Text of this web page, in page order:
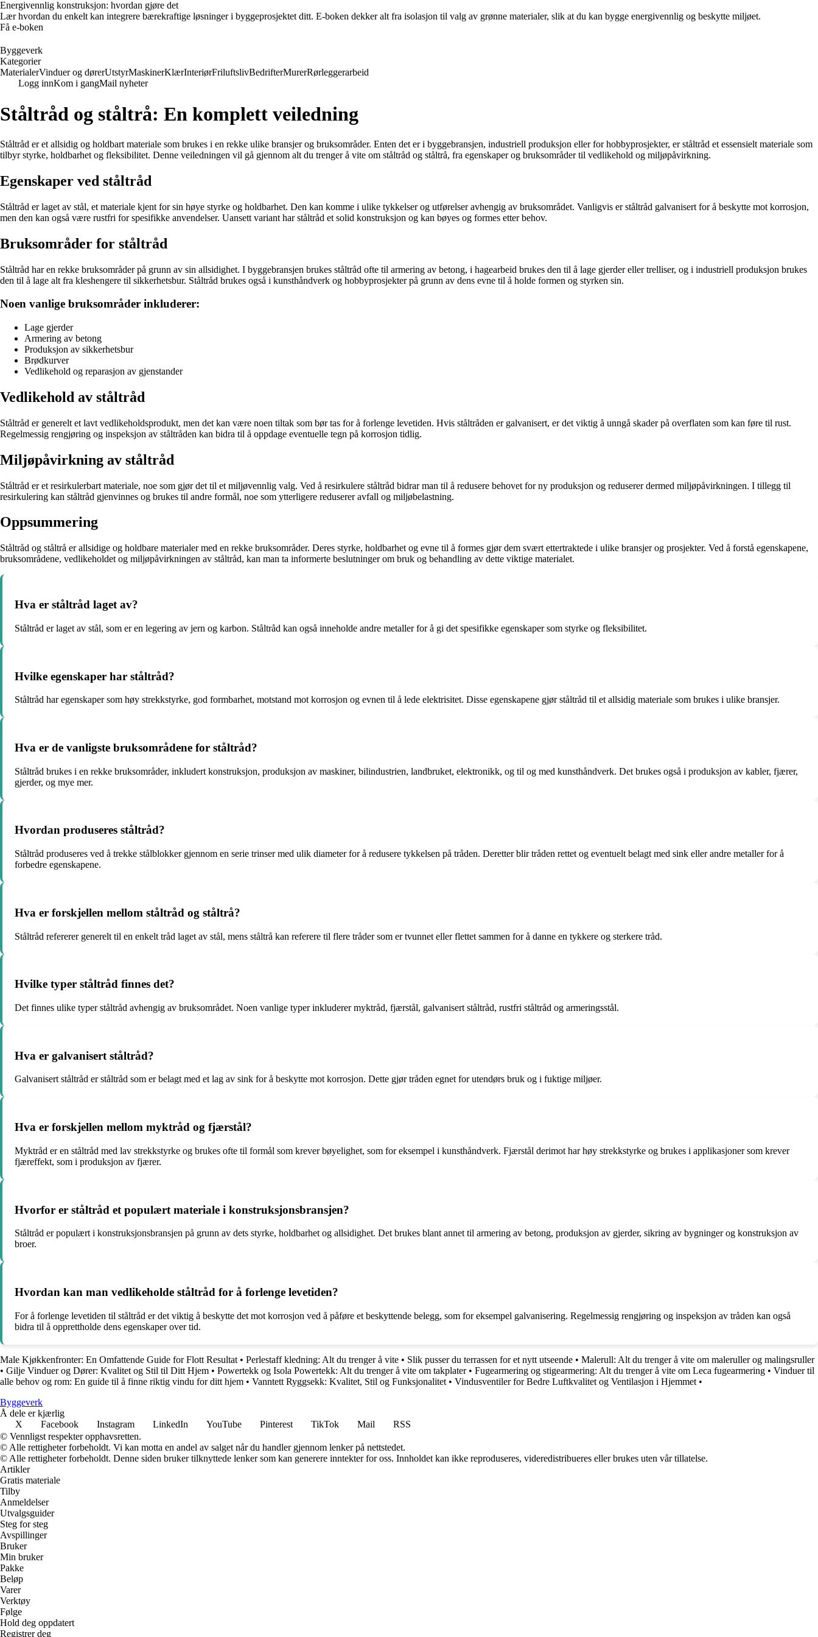
Energivennlig konstruksjon: hvordan gjøre det
Lær hvordan du enkelt kan integrere bærekraftige løsninger i byggeprosjektet ditt. E-boken dekker alt fra isolasjon til valg av grønne materialer, slik at du kan bygge energivennlig og beskytte miljøet.
Få e-boken
Byggeverk
Kategorier
MaterialerVinduer og dørerUtstyrMaskinerKlærInteriørFriluftslivBedrifterMurerRørleggerarbeid
Logg innKom i gangMail nyheter
Ståltråd og ståltrå: En komplett veiledning
Ståltråd er et allsidig og holdbart materiale som brukes i en rekke ulike bransjer og bruksområder. Enten det er i byggebransjen, industriell produksjon eller for hobbyprosjekter, er ståltråd et essensielt materiale som
tilbyr styrke, holdbarhet og fleksibilitet. Denne veiledningen vil gå gjennom alt du trenger å vite om ståltråd og ståltrå, fra egenskaper og bruksområder til vedlikehold og miljøpåvirkning.
Egenskaper ved ståltråd
Ståltråd er laget av stål, et materiale kjent for sin høye styrke og holdbarhet. Den kan komme i ulike tykkelser og utførelser avhengig av bruksområdet. Vanligvis er ståltråd galvanisert for å beskytte mot korrosjon,
men den kan også være rustfri for spesifikke anvendelser. Uansett variant har ståltråd et solid konstruksjon og kan bøyes og formes etter behov.
Bruksområder for ståltråd
Ståltråd har en rekke bruksområder på grunn av sin allsidighet. I byggebransjen brukes ståltråd ofte til armering av betong, i hagearbeid brukes den til å lage gjerder eller trelliser, og i industriell produksjon brukes
den til å lage alt fra kleshengere til sikkerhetsbur. Ståltråd brukes også i kunsthåndverk og hobbyprosjekter på grunn av dens evne til å holde formen og styrken sin.
Noen vanlige bruksområder inkluderer:
Lage gjerder
Armering av betong
Produksjon av sikkerhetsbur
Brødkurver
Vedlikehold og reparasjon av gjenstander
Vedlikehold av ståltråd
Ståltråd er generelt et lavt vedlikeholdsprodukt, men det kan være noen tiltak som bør tas for å forlenge levetiden. Hvis ståltråden er galvanisert, er det viktig å unngå skader på overflaten som kan føre til rust.
Regelmessig rengjøring og inspeksjon av ståltråden kan bidra til å oppdage eventuelle tegn på korrosjon tidlig.
Miljøpåvirkning av ståltråd
Ståltråd er et resirkulerbart materiale, noe som gjør det til et miljøvennlig valg. Ved å resirkulere ståltråd bidrar man til å redusere behovet for ny produksjon og reduserer dermed miljøpåvirkningen. I tillegg til
resirkulering kan ståltråd gjenvinnes og brukes til andre formål, noe som ytterligere reduserer avfall og miljøbelastning.
Oppsummering
Ståltråd og ståltrå er allsidige og holdbare materialer med en rekke bruksområder. Deres styrke, holdbarhet og evne til å formes gjør dem svært ettertraktede i ulike bransjer og prosjekter. Ved å forstå egenskapene,
bruksområdene, vedlikeholdet og miljøpåvirkningen av ståltråd, kan man ta informerte beslutninger om bruk og behandling av dette viktige materialet.
Hva er ståltråd laget av?
Ståltråd er laget av stål, som er en legering av jern og karbon. Ståltråd kan også inneholde andre metaller for å gi det spesifikke egenskaper som styrke og fleksibilitet.
Hvilke egenskaper har ståltråd?
Ståltråd har egenskaper som høy strekkstyrke, god formbarhet, motstand mot korrosjon og evnen til å lede elektrisitet. Disse egenskapene gjør ståltråd til et allsidig materiale som brukes i ulike bransjer.
Hva er de vanligste bruksområdene for ståltråd?
Ståltråd brukes i en rekke bruksområder, inkludert konstruksjon, produksjon av maskiner, bilindustrien, landbruket, elektronikk, og til og med kunsthåndverk. Det brukes også i produksjon av kabler, fjærer,
gjerder, og mye mer.
Hvordan produseres ståltråd?
Ståltråd produseres ved å trekke stålblokker gjennom en serie trinser med ulik diameter for å redusere tykkelsen på tråden. Deretter blir tråden rettet og eventuelt belagt med sink eller andre metaller for å
forbedre egenskapene.
Hva er forskjellen mellom ståltråd og ståltrå?
Ståltråd refererer generelt til en enkelt tråd laget av stål, mens ståltrå kan referere til flere tråder som er tvunnet eller flettet sammen for å danne en tykkere og sterkere tråd.
Hvilke typer ståltråd finnes det?
Det finnes ulike typer ståltråd avhengig av bruksområdet. Noen vanlige typer inkluderer myktråd, fjærstål, galvanisert ståltråd, rustfri ståltråd og armeringsstål.
Hva er galvanisert ståltråd?
Galvanisert ståltråd er ståltråd som er belagt med et lag av sink for å beskytte mot korrosjon. Dette gjør tråden egnet for utendørs bruk og i fuktige miljøer.
Hva er forskjellen mellom myktråd og fjærstål?
Myktråd er en ståltråd med lav strekkstyrke og brukes ofte til formål som krever bøyelighet, som for eksempel i kunsthåndverk. Fjærstål derimot har høy strekkstyrke og brukes i applikasjoner som krever
fjæreffekt, som i produksjon av fjærer.
Hvorfor er ståltråd et populært materiale i konstruksjonsbransjen?
Ståltråd er populært i konstruksjonsbransjen på grunn av dets styrke, holdbarhet og allsidighet. Det brukes blant annet til armering av betong, produksjon av gjerder, sikring av bygninger og konstruksjon av
broer.
Hvordan kan man vedlikeholde ståltråd for å forlenge levetiden?
For å forlenge levetiden til ståltråd er det viktig å beskytte det mot korrosjon ved å påføre et beskyttende belegg, som for eksempel galvanisering. Regelmessig rengjøring og inspeksjon av tråden kan også
bidra til å opprettholde dens egenskaper over tid.
Male Kjøkkenfronter: En Omfattende Guide for Flott Resultat • Perlestaff kledning: Alt du trenger å vite • Slik pusser du terrassen for et nytt utseende • Malerull: Alt du trenger å vite om maleruller og malingsruller
• Gilje Vinduer og Dører: Kvalitet og Stil til Ditt Hjem • Powertekk og Isola Powertekk: Alt du trenger å vite om takplater• Fugearmering og stigearmering: Alt du trenger å vite om Leca fugearmering • Vinduer til
alle behov og rom: En guide til å finne riktig vindu for ditt hjem • Vanntett Ryggsekk: Kvalitet, Stil og Funksjonalitet • Vindusventiler for Bedre Luftkvalitet og Ventilasjon i Hjemmet •
Byggeverk
Å dele er kjærlig
X
Facebook Instagram LinkedIn YouTube Pinterest TikTok Mail
RSS
© Vennligst respekter opphavsretten.
© Alle rettigheter forbeholdt. Vi kan motta en andel av salget når du handler gjennom lenker på nettstedet.
© Alle rettigheter forbeholdt. Denne siden bruker tilknyttede lenker som kan generere inntekter for oss. Innholdet kan ikke reproduseres, videredistribueres eller brukes uten vår tillatelse.
Artikler
Gratis materiale
Tilby
Anmeldelser
Utvalgsguider
Steg for steg
Avspillinger
Bruker
Min bruker
Pakke
Beløp
Varer
Verktøy
Følge
Hold deg oppdatert
Registrer deg